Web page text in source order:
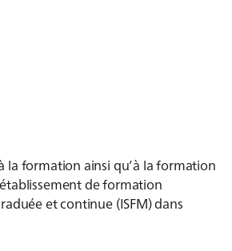
la formation ainsi qu’à la formation
de formation
et continue (ISFM) dans